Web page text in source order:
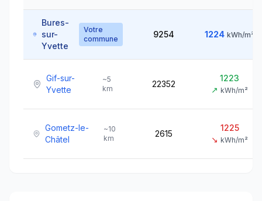
Bures-
sur-
Yvette
Votre
commune
9254 1224 kWh/m²
Gif-sur-
Yvette
~5
km
22352
1223
↗ kWh/m²
Gometz-le-
Châtel
~10
km
2615
1225
↘ kWh/m²